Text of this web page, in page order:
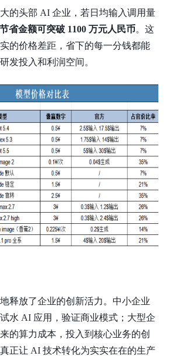
的头部 AI 企业，若日均输入调用量
省金额可突破 1100 万元人民币。这
的价格差距，省下的每一分钱都能
发投入和利润空间。
放了企业的创新活力。中小企业
水 AI 应用，验证商业模式；大型企
的算力成本，投入到核心业务的创
正让 AI 技术转化为实实在在的生产